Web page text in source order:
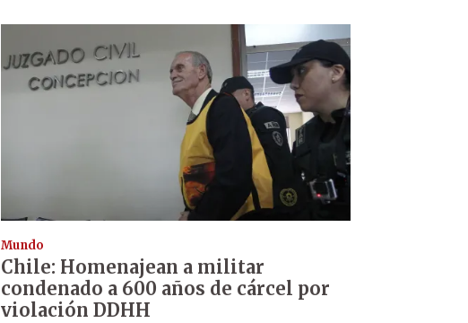
Mundo
Chile: Homenajean a militar
condenado a 600 años de cárcel por
violación DDHH